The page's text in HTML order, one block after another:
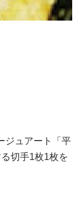
ジュアート「平
切手1枚1枚を